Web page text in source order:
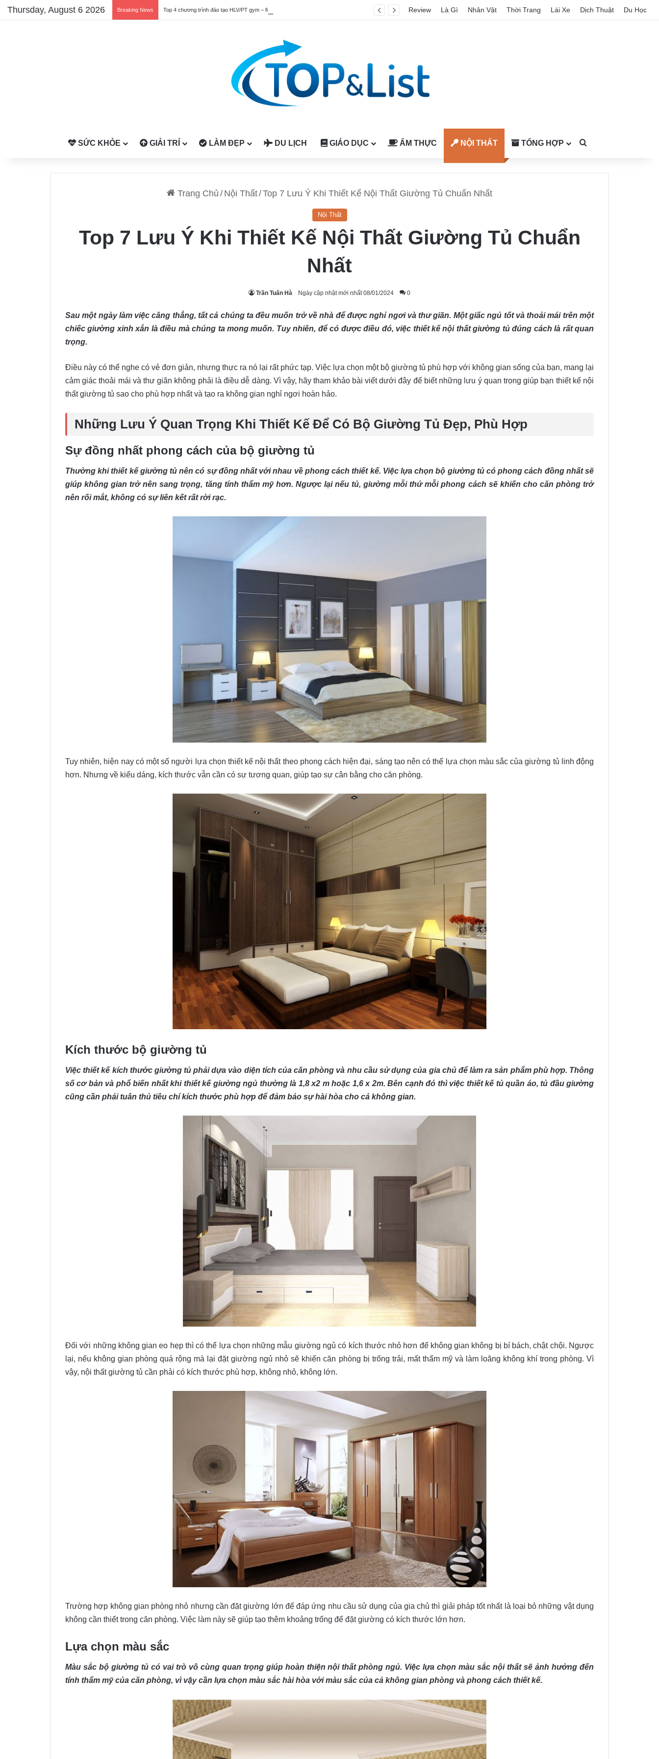
Thursday, August 6 2026 Breaking News Review Là Gì Nhân Vật Thời Trang Lái Xe Dịch Thuật Du Học
SỨC KHỎE GIẢI TRÍ LÀM ĐẸP DU LỊCH GIÁO DỤC ẨM THỰC NỘI THẤT TỔNG HỢP
Trang Chủ / Nội Thất/Top 7 Lưu Ý Khi Thiết Kế Nội Thất Giường Tủ Chuẩn Nhất
Nội Thất
Top 7 Lưu Ý Khi Thiết Kế Nội Thất Giường Tủ Chuẩn
Nhất
Trần Tuấn Hà Ngày cập nhật mới nhất 08/01/2024 0
Sau một ngày làm việc căng thẳng, tất cả chúng ta đều muốn trở về nhà để được nghỉ ngơi và thư giãn. Một giấc ngủ tốt và thoải mái trên một
chiếc giường xinh xắn là điều mà chúng ta mong muốn. Tuy nhiên, để có được điều đó, việc thiết kế nội thất giường tủ đúng cách là rất quan
trọng.
Điều này có thể nghe có vẻ đơn giản, nhưng thực ra nó lại rất phức tạp. Việc lựa chọn một bộ giường tủ phù hợp với không gian sống của bạn, mang lại
cảm giác thoải mái và thư giãn không phải là điều dễ dàng. Vì vậy, hãy tham khảo bài viết dưới đây để biết những lưu ý quan trọng giúp bạn thiết kế nội
thất giường tủ sao cho phù hợp nhất và tạo ra không gian nghỉ ngơi hoàn hảo.
Những Lưu Ý Quan Trọng Khi Thiết Kế Để Có Bộ Giường Tủ Đẹp, Phù Hợp
Sự đồng nhất phong cách của bộ giường tủ
Thường khi thiết kế giường tủ nên có sự đồng nhất với nhau về phong cách thiết kế. Việc lựa chọn bộ giường tủ có phong cách đồng nhất sẽ
giúp không gian trở nên sang trọng, tăng tính thẩm mỹ hơn. Ngược lại nếu tủ, giường mỗi thứ mỗi phong cách sẽ khiến cho căn phòng trở
nên rối mắt, không có sự liên kết rất rời rạc.
Tuy nhiên, hiện nay có một số người lựa chọn thiết kế nội thất theo phong cách hiện đại, sáng tạo nên có thể lựa chọn màu sắc của giường tủ linh động
hơn. Nhưng về kiểu dáng, kích thước vẫn cần có sự tương quan, giúp tạo sự cân bằng cho căn phòng.
Kích thước bộ giường tủ
Việc thiết kế kích thước giường tủ phải dựa vào diện tích của căn phòng và nhu cầu sử dụng của gia chủ để làm ra sản phẩm phù hợp. Thông
số cơ bản và phổ biến nhất khi thiết kế giường ngủ thường là 1,8 x2 m hoặc 1,6 x 2m. Bên cạnh đó thì việc thiết kế tủ quần áo, tủ đầu giường
cũng cần phải tuân thủ tiêu chí kích thước phù hợp để đảm bảo sự hài hòa cho cả không gian.
Đối với những không gian eo hẹp thì có thể lựa chọn những mẫu giường ngủ có kích thước nhỏ hơn để không gian không bị bí bách, chật chội. Ngược
lại, nếu không gian phòng quá rộng mà lại đặt giường ngủ nhỏ sẽ khiến căn phòng bị trống trải, mất thẩm mỹ và làm loãng không khí trong phòng. Vì
vậy, nội thất giường tủ cần phải có kích thước phù hợp, không nhỏ, không lớn.
Trường hợp không gian phòng nhỏ nhưng cần đặt giường lớn để đáp ứng nhu cầu sử dụng của gia chủ thì giải pháp tốt nhất là loại bỏ những vật dụng
không cần thiết trong căn phòng. Việc làm này sẽ giúp tạo thêm khoảng trống để đặt giường có kích thước lớn hơn.
Lựa chọn màu sắc
Màu sắc bộ giường tủ có vai trò vô cùng quan trọng giúp hoàn thiện nội thất phòng ngủ. Việc lựa chọn màu sắc nội thất sẽ ảnh hưởng đến
tính thẩm mỹ của căn phòng, vì vậy cần lựa chọn màu sắc hài hòa với màu sắc của cả không gian phòng và phong cách thiết kế.